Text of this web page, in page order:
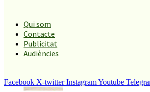
Qui som
Contacte
Publicitat
Audiències
Facebook X-twitter InstagramYoutube
Tanquen un local de menjar ràpid a
3